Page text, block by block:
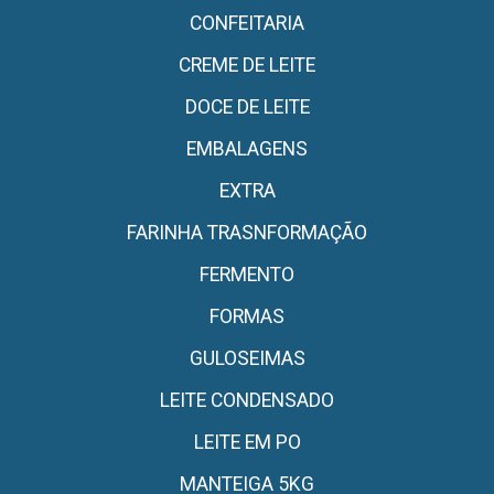
CONFEITARIA
CREME DE LEITE
DOCE DE LEITE
EMBALAGENS
EXTRA
FARINHA TRASNFORMAÇÃO
FERMENTO
FORMAS
GULOSEIMAS
LEITE CONDENSADO
LEITE EM PO
MANTEIGA 5KG